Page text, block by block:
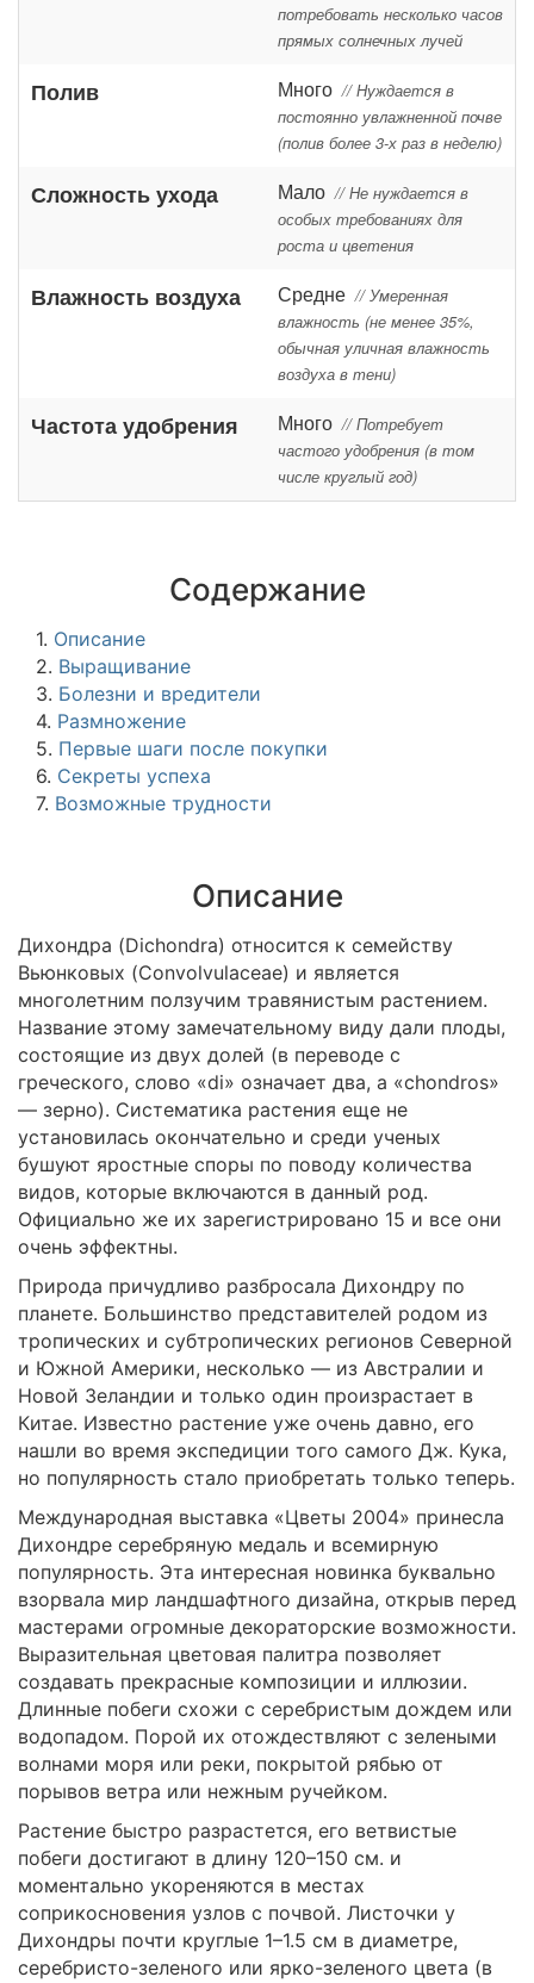
потребовать несколько часов
прямых солнечных лучей
Полив Много // Нуждается в
постоянно увлажненной почве
(полив более 3-х раз в неделю)
Сложность ухода Мало // Не нуждается в
особых требованиях для
роста и цветения
Влажность воздуха Средне // Умеренная
влажность (не менее 35%,
обычная уличная влажность
воздуха в тени)
Частота удобрения Много // Потребует
частого удобрения (в том
числе круглый год)
Содержание
1. Описание
2. Выращивание
3. Болезни и вредители
4. Размножение
5. Первые шаги после покупки
6. Секреты успеха
7. Возможные трудности
Описание
Дихондра (Dichondra) относится к семейству
Вьюнковых (Convolvulaceae) и является
многолетним ползучим травянистым растением.
Название этому замечательному виду дали плоды,
состоящие из двух долей (в переводе c
греческого, слово «di» означает два, а «chondros»
— зерно). Систематика растения еще не
установилась окончательно и среди ученых
бушуют яростные споры по поводу количества
видов, которые включаются в данный род.
Официально же их зарегистрировано 15 и все они
очень эффектны.
Природа причудливо разбросала Дихондру по
планете. Большинство представителей родом из
тропических и субтропических регионов Северной
и Южной Америки, несколько — из Австралии и
Новой Зеландии и только один произрастает в
Китае. Известно растение уже очень давно, его
нашли во время экспедиции того самого Дж. Кука,
но популярность стало приобретать только теперь.
Международная выставка «Цветы 2004» принесла
Дихондре серебряную медаль и всемирную
популярность. Эта интересная новинка буквально
взорвала мир ландшафтного дизайна, открыв перед
мастерами огромные декораторские возможности.
Выразительная цветовая палитра позволяет
создавать прекрасные композиции и иллюзии.
Длинные побеги схожи с серебристым дождем или
водопадом. Порой их отождествляют с зелеными
волнами моря или реки, покрытой рябью от
порывов ветра или нежным ручейком.
Растение быстро разрастется, его ветвистые
побеги достигают в длину 120–150 см. и
моментально укореняются в местах
соприкосновения узлов с почвой. Листочки у
Дихондры почти круглые 1–1.5 см в диаметре,
серебристо-зеленого или ярко-зеленого цвета (в